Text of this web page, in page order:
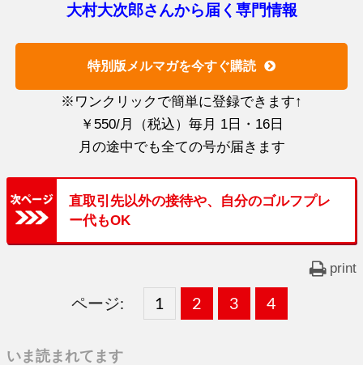
大村大次郎さんから届く専門情報
特別版メルマガを今すぐ購読
※ワンクリックで簡単に登録できます↑
￥550/月（税込）毎月 1日・16日
月の途中でも全ての号が届きます
直取引先以外の接待や、自分のゴルフプレ
ー代もOK
print
ページ:
固
1 ,
固
2 ,
固
3 ,
固
4
いま読まれてます